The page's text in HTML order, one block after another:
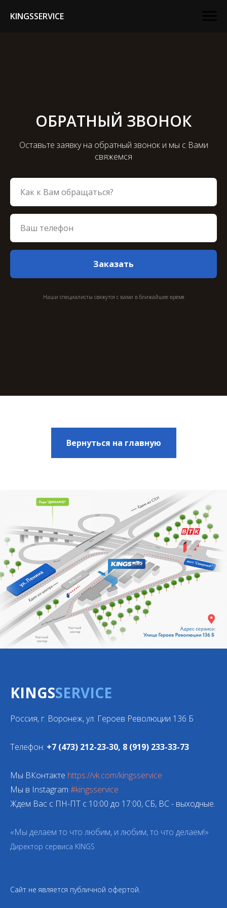
KINGSSERVICE
ОБРАТНЫЙ ЗВОНОК
Оставьте заявку на обратный звонок и мы с Вами
свяжемся
Заказать
Наши специалисты свяжутся с вами в ближайшее время
Вернуться на главную
KINGSSERVICE
Россия, г. Воронеж, ул. Героев Революции 136 Б
Телефон: +7 (473) 212-23-30, 8 (919) 233-33-73
Мы ВКонтакте https://vk.com/kingsservice
Мы в Instagram #kingsservice
Ждем Вас с ПН-ПТ с 10:00 до 17:00, СБ, ВС - выходные.
«Мы делаем то что любим, и любим, то что делаем!»
Директор сервиса KINGS
Сайт не является публичной офертой.